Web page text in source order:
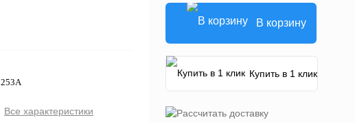
253А
Все характеристики
В корзину
Купить в 1 клик